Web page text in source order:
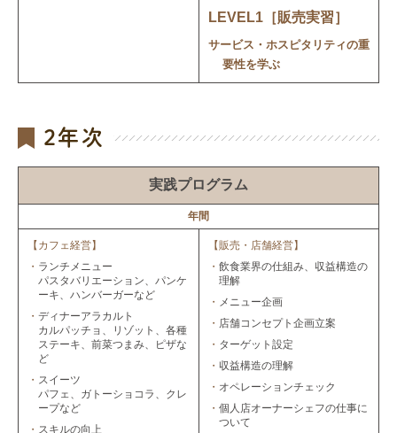
LEVEL1［販売実習］
サービス・ホスピタリティの重
要性を学ぶ
2年次
実践プログラム
年間
【カフェ経営】
・ ランチメニュー
パスタバリエーション、パンケ
ーキ、ハンバーガーなど
・ ディナーアラカルト
カルパッチョ、リゾット、各種
ステーキ、前菜つまみ、ピザな
ど
・ スイーツ
パフェ、ガトーショコラ、クレ
ープなど
・ スキルの向上
【販売・店舗経営】
・ 飲食業界の仕組み、収益構造の
理解
・ メニュー企画
・ 店舗コンセプト企画立案
・ ターゲット設定
・ 収益構造の理解
・ オペレーションチェック
・ 個人店オーナーシェフの仕事に
ついて